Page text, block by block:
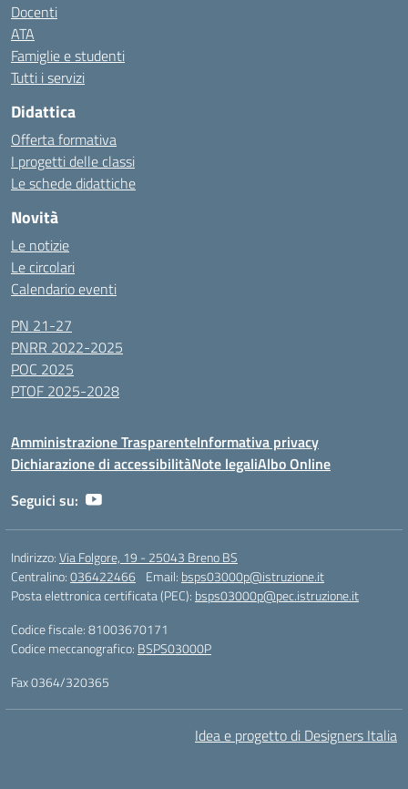
Docenti
ATA
Famiglie e studenti
Tutti i servizi
Didattica
Offerta formativa
I progetti delle classi
Le schede didattiche
Novità
Le notizie
Le circolari
Calendario eventi
PN 21-27
PNRR 2022-2025
POC 2025
PTOF 2025-2028
Amministrazione TrasparenteInformativa privacy
Dichiarazione di accessibilitàNote legaliAlbo Online
Seguici su:
Indirizzo:Via Folgore, 19 - 25043 Breno BS
Centralino:036422466 Email: bsps03000p@istruzione.it
Posta elettronica certificata (PEC): bsps03000p@pec.istruzione.it
Codice fiscale: 81003670171
Codice meccanografico: BSPS03000P
Fax 0364/320365
Idea e progetto di Designers Italia